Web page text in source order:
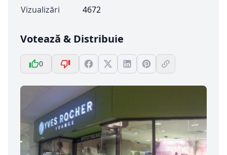
Vizualizări
4672
Votează & Distribuie
0